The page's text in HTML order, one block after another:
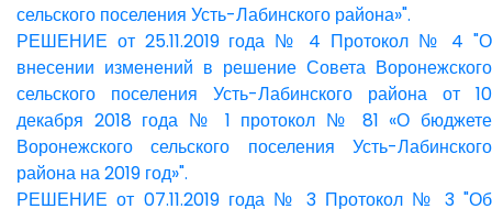
сельского поселения Усть-Лабинского района»".
РЕШЕНИЕ от 25.11.2019 года № 4 Протокол № 4 "О
внесении изменений в решение Совета Воронежского
сельского поселения Усть-Лабинского района от 10
декабря 2018 года № 1 протокол № 81 «О бюджете
Воронежского сельского поселения Усть-Лабинского
района на 2019 год»".
РЕШЕНИЕ от 07.11.2019 года № 3 Протокол № 3 "Об